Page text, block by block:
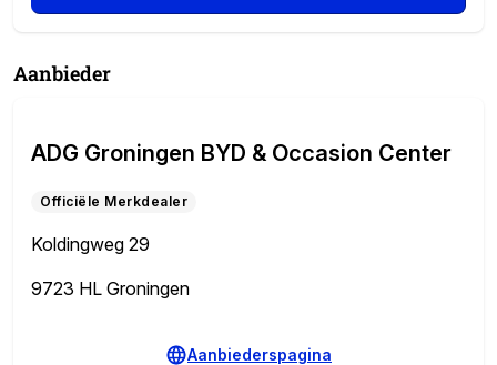
Aanbieder
ADG Groningen BYD & Occasion Center
Officiële Merkdealer
Koldingweg 29
9723 HL Groningen
Aanbiederspagina